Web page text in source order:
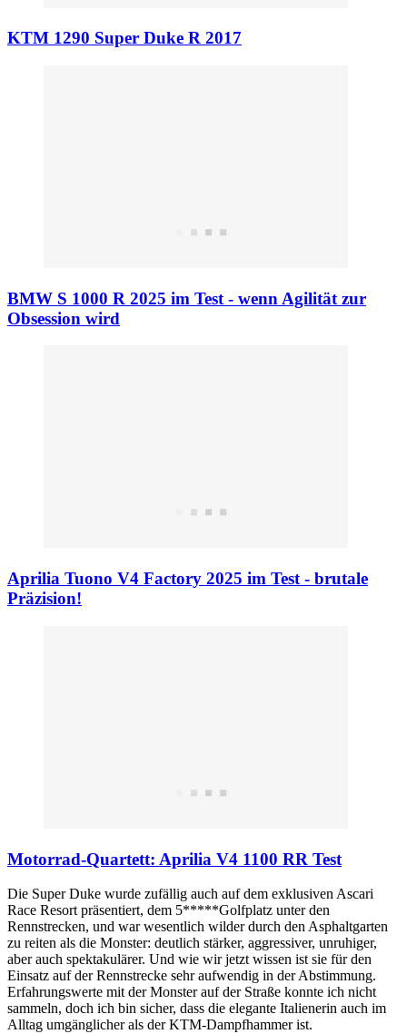
KTM 1290 Super Duke R 2017
BMW S 1000 R 2025 im Test - wenn Agilität zur
Obsession wird
Aprilia Tuono V4 Factory 2025 im Test - brutale
Präzision!
Motorrad-Quartett: Aprilia V4 1100 RR Test
Die Super Duke wurde zufällig auch auf dem exklusiven Ascari
Race Resort präsentiert, dem 5*****Golfplatz unter den
Rennstrecken, und war wesentlich wilder durch den Asphaltgarten
zu reiten als die Monster: deutlich stärker, aggressiver, unruhiger,
aber auch spektakulärer. Und wie wir jetzt wissen ist sie für den
Einsatz auf der Rennstrecke sehr aufwendig in der Abstimmung.
Erfahrungswerte mit der Monster auf der Straße konnte ich nicht
sammeln, doch ich bin sicher, dass die elegante Italienerin auch im
Alltag umgänglicher als der KTM-Dampfhammer ist.